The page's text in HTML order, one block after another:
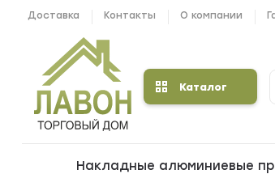
Доставка Контакты О компании
Каталог
Накладные алюминиевые